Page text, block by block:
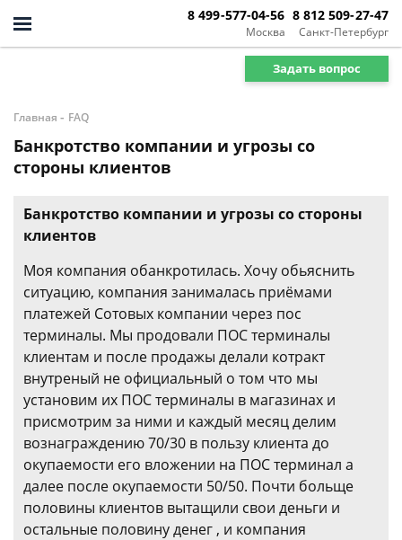
Москва
8 499-577-04-56
Санкт-Петербург
8 812 509-27-47
Задать вопрос
Главная - FAQ
Банкротство компании и угрозы со
стороны клиентов
Банкротство компании и угрозы со стороны
клиентов
Моя компания обанкротилась. Хочу обьяснить
ситуацию, компания занималась приёмами
платежей Сотовых компании через пос
терминалы. Мы продовали ПОС терминалы
клиентам и после продажы делали котракт
внутреный не официальный о том что мы
установим их ПОС терминалы в магазинах и
присмотрим за ними и каждый месяц делим
вознаграждению 70/30 в пользу клиента до
окупаемости его вложении на ПОС терминал а
далее после окупаемости 50/50. Почти больще
половины клиентов вытащили свои деньги и
остальные половину денег , и компания